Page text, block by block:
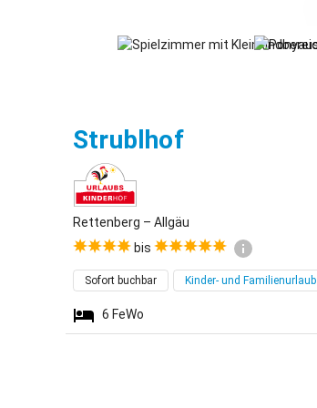
StrublhofRettenberg
Rettenberg – Allgäu
bis
Sofort buchbar Kinder- und Familienurlaub
6 FeWo